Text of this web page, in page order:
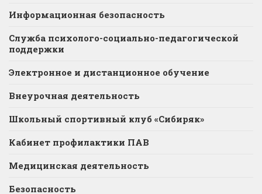
Информационная безопасность
Служба психолого-социально-педагогической
поддержки
Электронное и дистанционное обучение
Внеурочная деятельность
Школьный спортивный клуб «Сибиряк»
Кабинет профилактики ПАВ
Медицинская деятельность
Безопасность